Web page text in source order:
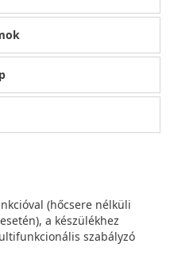
(hőcsere nélküli
a készülékhez
szabályzó